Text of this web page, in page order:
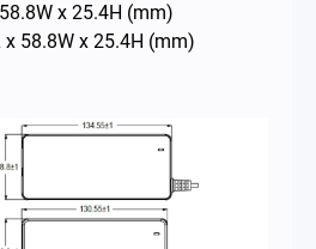
x 25.4H (mm)
x 58.8W x 25.4H (mm)